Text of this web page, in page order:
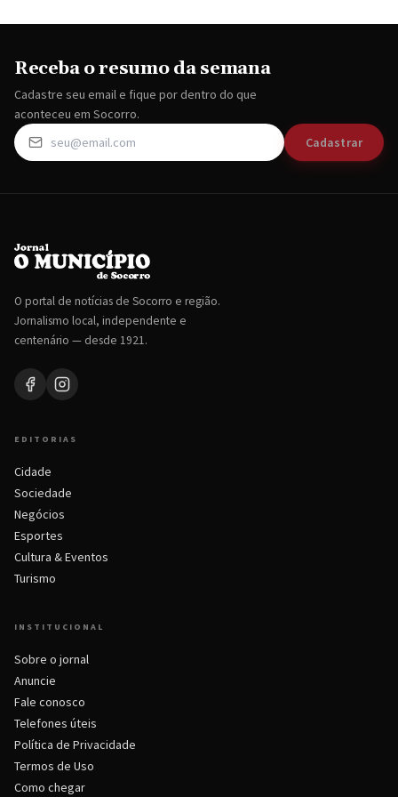
Receba o resumo da semana
Cadastre seu email e fique por dentro do que
aconteceu em Socorro.
Cadastrar
O portal de notícias de Socorro e região.
Jornalismo local, independente e
centenário — desde 1921.
EDITORIAS
Cidade
Sociedade
Negócios
Esportes
Cultura & Eventos
Turismo
INSTITUCIONAL
Sobre o jornal
Anuncie
Fale conosco
Telefones úteis
Política de Privacidade
Termos de Uso
Como chegar